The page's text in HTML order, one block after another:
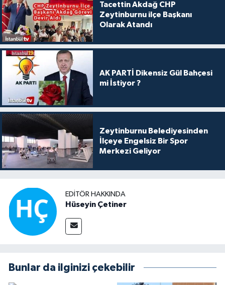
Tacettin Akdağ CHP
Zeytinburnu ilçe Başkanı
Olarak Atandı
AK PARTİ Dikensiz Gül Bahçesi
mi İstiyor ?
Zeytinburnu Belediyesinden
İlçeye Engelsiz Bir Spor
Merkezi Geliyor
EDITÖR HAKKINDA
Hüseyin Çetiner
Bunlar da ilginizi çekebilir